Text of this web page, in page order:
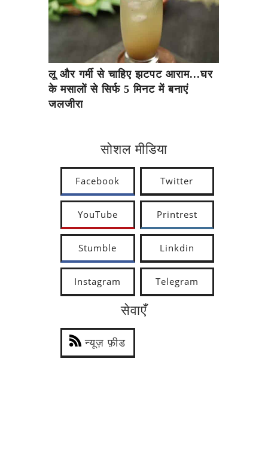
लू और गर्मी से चाहिए झटपट आराम...घर
के मसालों से सिर्फ 5 मिनट में बनाएं
जलजीरा
सोशल मीडिया
Facebook Twitter
YouTube Printrest
Stumble Linkdin
Instagram Telegram
सेवाएँ
न्यूज़ फ़ीड